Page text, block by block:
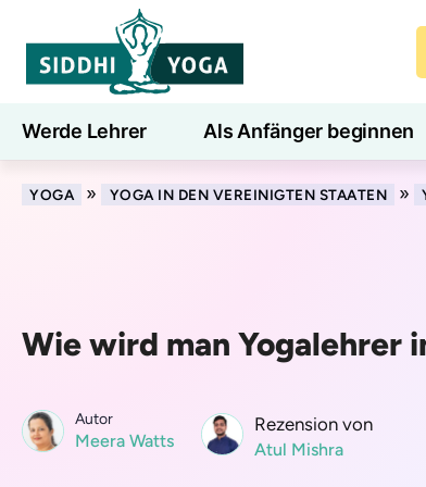
Werde Lehrer Als Anfänger beginnen
Blog Lernen
YOGA » YOGA IN DEN VEREINIGTEN STAATEN »
Wie wird man Yogalehrer
Autor
Meera Watts
Rezension von
Atul Mishra